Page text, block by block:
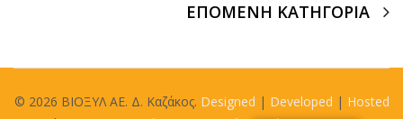
ΕΠΟΜΕΝΗ ΚΑΤΗΓΟΡΙΑ
© 2026 BIOΞΥΛ ΑΕ. Δ. Καζάκος. Designed | Developed | Hosted